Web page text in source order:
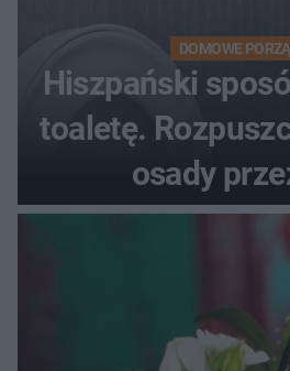
DOMOWE
Hiszpański
toaletę.
osady